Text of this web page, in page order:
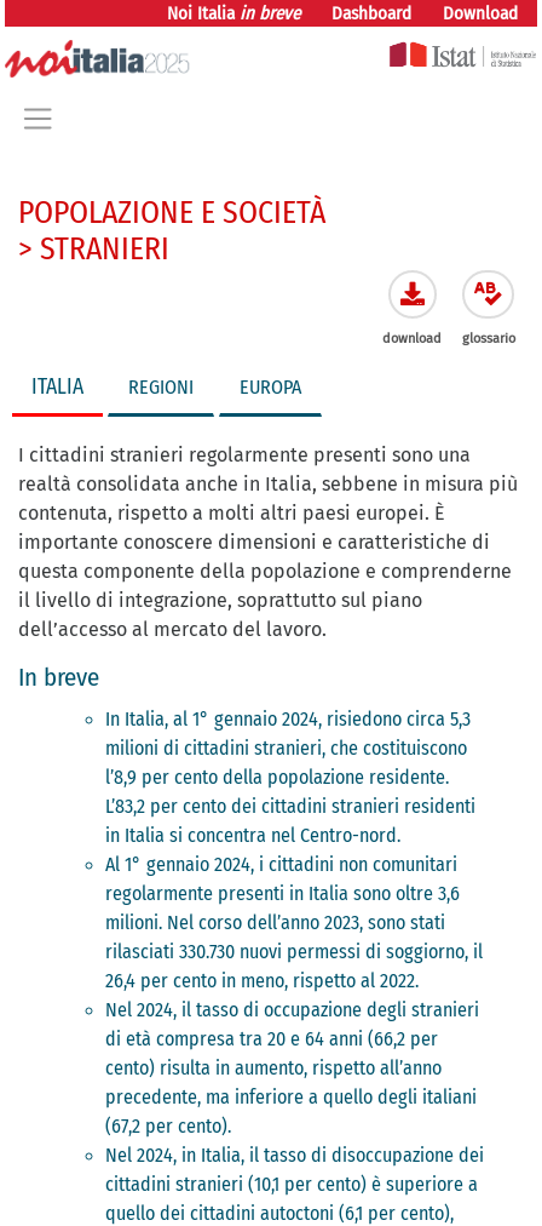
vai direttamente al contenuto
Noi Italiain breve Dashboard Download
POPOLAZIONE E SOCIETÀ
> STRANIERI
ITALIA REGIONI EUROPA
download glossario
I cittadini stranieri regolarmente presenti sono una
realtà consolidata anche in Italia, sebbene in misura più
contenuta, rispetto a molti altri paesi europei. È
importante conoscere dimensioni e caratteristiche di
questa componente della popolazione e comprenderne
il livello di integrazione, soprattutto sul piano
dell’accesso al mercato del lavoro.
In breve
In Italia, al 1° gennaio 2024, risiedono circa 5,3
milioni di cittadini stranieri, che costituiscono
l’8,9 per cento della popolazione residente.
L’83,2 per cento dei cittadini stranieri residenti
in Italia si concentra nel Centro-nord.
Al 1° gennaio 2024, i cittadini non comunitari
regolarmente presenti in Italia sono oltre 3,6
milioni. Nel corso dell’anno 2023, sono stati
rilasciati 330.730 nuovi permessi di soggiorno, il
26,4 per cento in meno, rispetto al 2022.
Nel 2024, il tasso di occupazione degli stranieri
di età compresa tra 20 e 64 anni (66,2 per
cento) risulta in aumento, rispetto all’anno
precedente, ma inferiore a quello degli italiani
(67,2 per cento).
Nel 2024, in Italia, il tasso di disoccupazione dei
cittadini stranieri (10,1 per cento) è superiore a
quello dei cittadini autoctoni (6,1 per cento),